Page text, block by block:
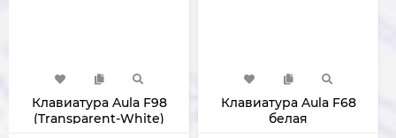
Клавиатура Aula F98
(Transparent-White)
Клавиатура Aula F68
белая